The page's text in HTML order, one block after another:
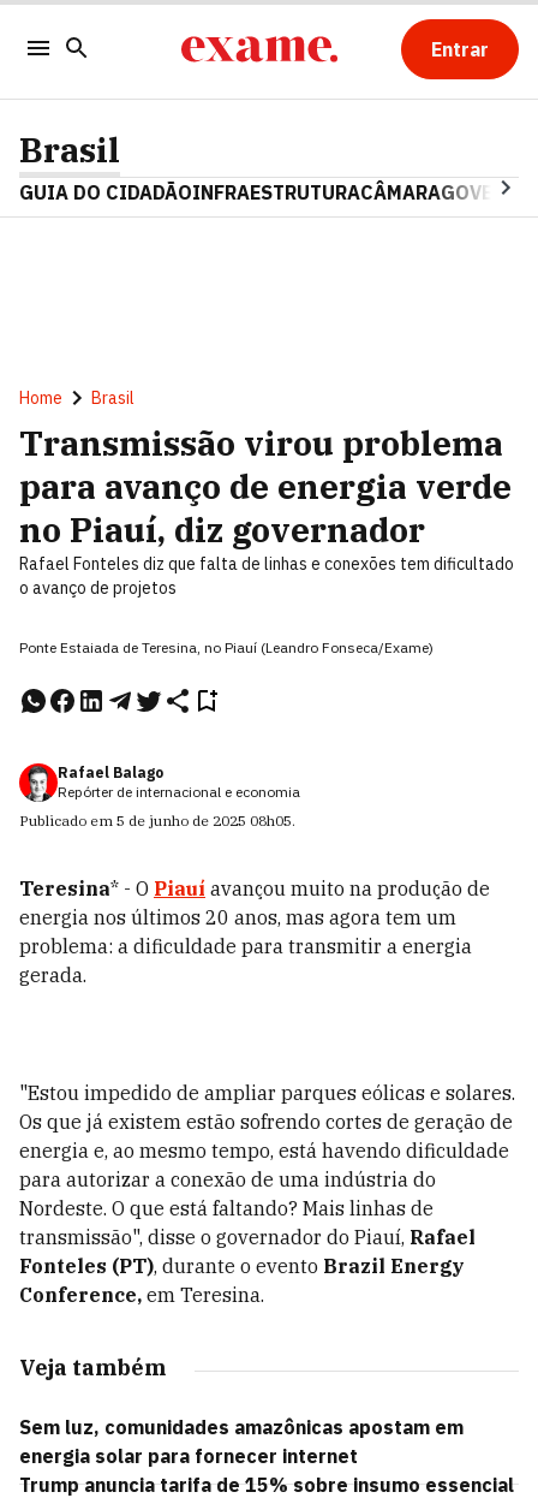
Entrar
Brasil
GUIA DO CIDADÃOINFRAESTRUTURACÂMARAGOVERNO
Home Brasil
Transmissão virou problema
para avanço de energia verde
no Piauí, diz governador
Rafael Fonteles diz que falta de linhas e conexões tem dificultado
o avanço de projetos
Ponte Estaiada de Teresina, no Piauí (Leandro Fonseca/Exame)
Rafael Balago
Repórter de internacional e economia
Publicado em 5 de junho de 2025 08h05.
Teresina* - O Piauí avançou muito na produção de
energia nos últimos 20 anos, mas agora tem um
problema: a dificuldade para transmitir a energia
gerada.
"Estou impedido de ampliar parques eólicas e solares.
Os que já existem estão sofrendo cortes de geração de
energia e, ao mesmo tempo, está havendo dificuldade
para autorizar a conexão de uma indústria do
Nordeste. O que está faltando? Mais linhas de
transmissão", disse o governador do Piauí, Rafael
Fonteles (PT), durante o evento Brazil Energy
Conference, em Teresina.
Veja também
Sem luz, comunidades amazônicas apostam em
energia solar para fornecer internet
Trump anuncia tarifa de 15% sobre insumo essencial